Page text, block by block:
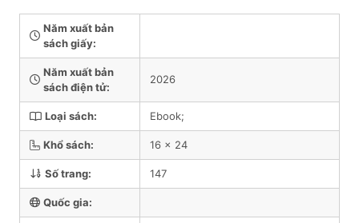
Năm xuất bản
sách giấy:
Năm xuất bản
sách điện tử:
2026
Loại sách: Ebook;
Khổ sách: 16 x 24
Số trang: 147
Quốc gia: